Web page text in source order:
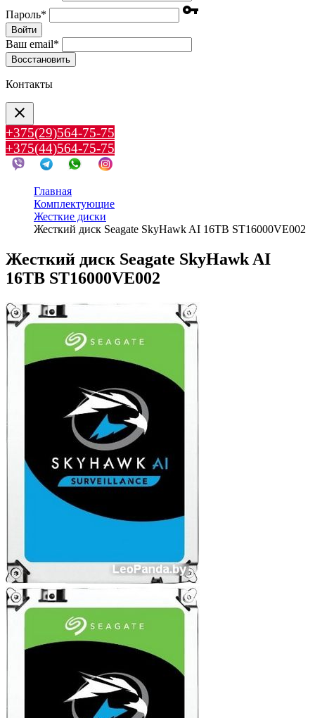
Пароль* vpn_key
Войти
Ваш email*
Воcстановить
Контакты
clear
+375(29)564-75-75
+375(44)564-75-75
Главная
Комплектующие
Жесткие диски
Жесткий диск Seagate SkyHawk AI 16TB ST16000VE002
Жесткий диск Seagate SkyHawk AI
16TB ST16000VE002